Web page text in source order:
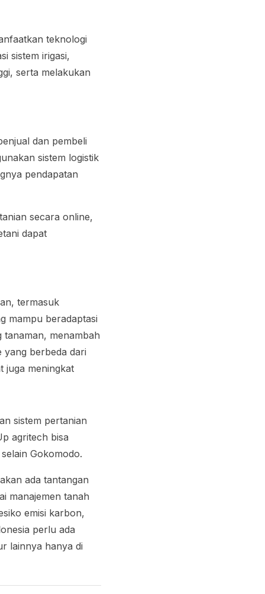
teknologi
sistem irigasi,
serta melakukan
dan pembeli
sistem logistik
pendapatan
secaraonline,
dapat
termasuk
mampu beradaptasi
menambah
yang berbeda dari
juga meningkat
sistem pertanian
agritech bisa
Gokomodo.
ada tantangan
manajemen tanah
emisi karbon,
perlu ada
lainnya hanya di